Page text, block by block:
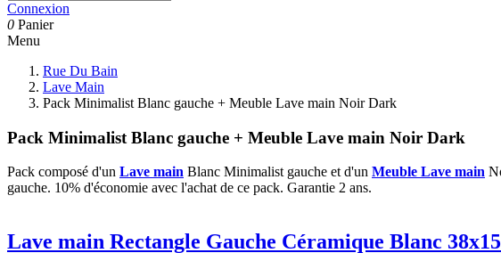
Connexion
0 Panier
Menu
Rue Du Bain
Lave Main
Pack Minimalist Blanc gauche + Meuble Lave main Noir Dark
Pack Minimalist Blanc gauche + Meuble Lave main Noir Dark
Pack composé d'un Lave main Blanc Minimalist gauche et d'un Meuble Lave main
gauche. 10% d'économie avec l'achat de ce pack. Garantie 2 ans.
Lave main Rectangle Gauche Céramique Blanc